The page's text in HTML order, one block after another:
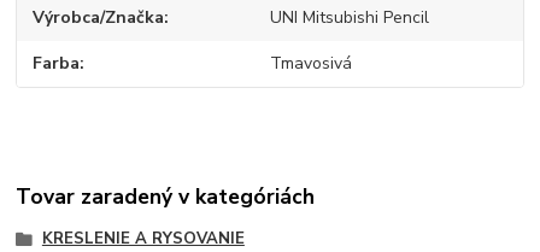
Výrobca/Značka UNI Mitsubishi Pencil
Farba Tmavosivá
Tovar zaradený v kategóriách
KRESLENIE A RYSOVANIE